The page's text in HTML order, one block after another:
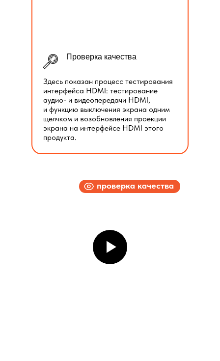
проверка качества
Проверка качества
Здесь показан процесс тестирования
интерфейса HDMI: тестирование
аудио- и видеопередачи HDMI,
и функцию выключения экрана одним
щелчком и возобновления проекции
экрана на интерфейсе HDMI этого
продукта.